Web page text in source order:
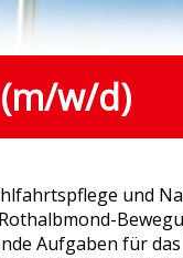
w/d)
und
Aufgaben für